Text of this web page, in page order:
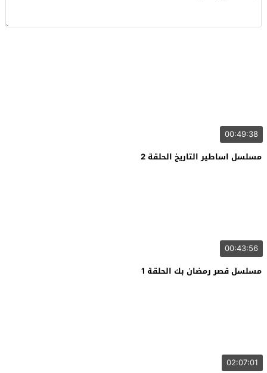
00:49:38
مسلسل اساطير التاريخ الحلقة 2
00:43:56
مسلسل قصر رمضان بك الحلقة 1
02:07:01